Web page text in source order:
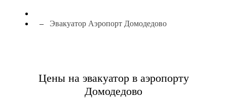
Эвакуатор Аэропорт Домодедово
Цены на эвакуатор в аэропорту
Домодедово